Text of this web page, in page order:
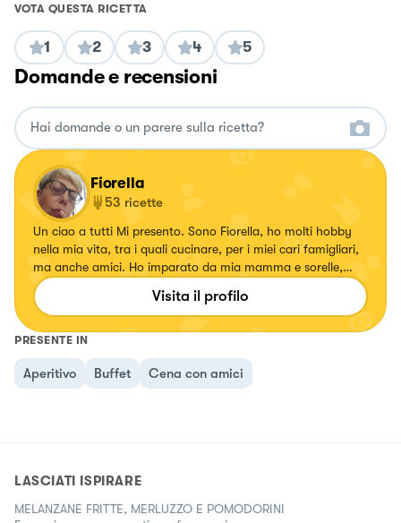
VOTA QUESTA RICETTA
1 2 3 4 5
Domande e recensioni
Fiorella
53 ricette
Un ciao a tutti Mi presento. Sono Fiorella, ho molti hobby
nella mia vita, tra i quali cucinare, per i miei cari famigliari,
ma anche amici. Ho imparato da mia mamma e sorelle,
delle loro ricette ne prendevo nota. Ora vedrò di metterle in
pratica e di pubblicarle su qui. Un grazie ad Al.ta Cucina.
Visita il profilo
PRESENTE IN
Aperitivo Buffet Cena con amici
LASCIATI ISPIRARE
MELANZANE FRITTE, MERLUZZO E POMODORINI